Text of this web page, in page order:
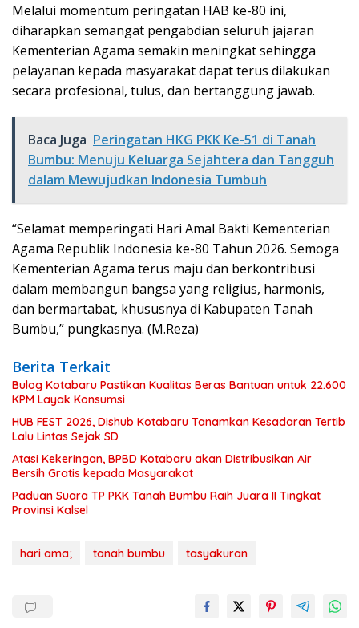
Melalui momentum peringatan HAB ke-80 ini,
diharapkan semangat pengabdian seluruh jajaran
Kementerian Agama semakin meningkat sehingga
pelayanan kepada masyarakat dapat terus dilakukan
secara profesional, tulus, dan bertanggung jawab.
Baca Juga Peringatan HKG PKK Ke-51 di Tanah
Bumbu: Menuju Keluarga Sejahtera dan Tangguh
dalam Mewujudkan Indonesia Tumbuh
“Selamat memperingati Hari Amal Bakti Kementerian
Agama Republik Indonesia ke-80 Tahun 2026. Semoga
Kementerian Agama terus maju dan berkontribusi
dalam membangun bangsa yang religius, harmonis,
dan bermartabat, khususnya di Kabupaten Tanah
Bumbu,” pungkasnya. (M.Reza)
Berita Terkait
Bulog Kotabaru Pastikan Kualitas Beras Bantuan untuk 22.600
KPM Layak Konsumsi
HUB FEST 2026, Dishub Kotabaru Tanamkan Kesadaran Tertib
Lalu Lintas Sejak SD
Atasi Kekeringan, BPBD Kotabaru akan Distribusikan Air
Bersih Gratis kepada Masyarakat
Paduan Suara TP PKK Tanah Bumbu Raih Juara II Tingkat
Provinsi Kalsel
hari ama; tanah bumbu tasyakuran